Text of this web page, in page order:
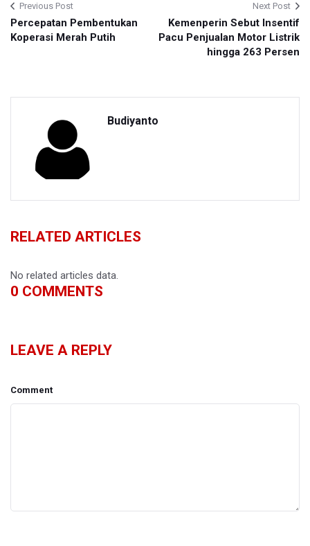
Previous Post
Percepatan Pembentukan
Koperasi Merah Putih
Next Post
Kemenperin Sebut Insentif
Pacu Penjualan Motor Listrik
hingga 263 Persen
Budiyanto
RELATED ARTICLES
No related articles data.
0 COMMENTS
LEAVE A REPLY
Comment